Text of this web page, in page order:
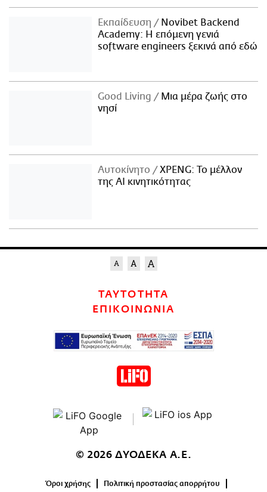
Εκπαίδευση
Novibet Backend
Academy: Η επόμενη γενιά
software engineers ξεκινά από εδώ
Good Living
Μια μέρα ζωής στο
νησί
Αυτοκίνητο
XPENG: Το μέλλον
της AI κινητικότητας
ΤΑΥΤΟΤΗΤΑ
ΕΠΙΚΟΙΝΩΝΙΑ
© 2026 ΔΥΟΔΕΚΑ Α.Ε.
Όροι χρήσης
Πολιτική προστασίας απορρήτου